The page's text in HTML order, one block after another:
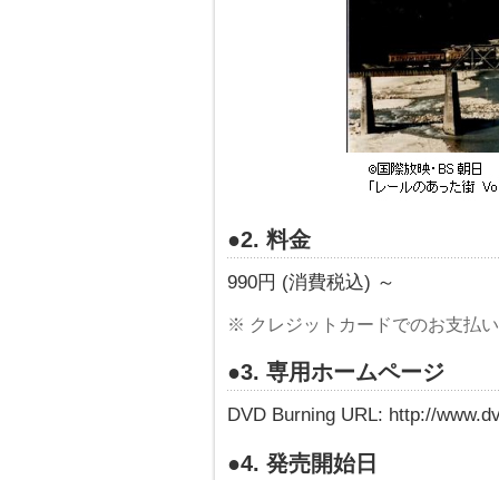
●2. 料金
990円 (消費税込) ～
※ クレジットカードでのお支払
●3. 専用ホームページ
DVD Burning URL: http://
●4. 発売開始日